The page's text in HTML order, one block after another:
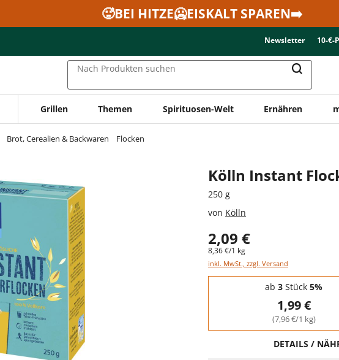
🥵BEI HITZE🥶EISKALT SPAREN➡️
Newsletter 10-€-
Nach Produkten suchen
Grillen Themen Spirituosen-Welt Ernähren
Brot, Cerealien & Backwaren Flocken
Kölln Instant
250 g
von Kölln
2,09 €
8,36 €/1 kg
inkl. MwSt., zzgl. Versand
Staffelpreise - Mengenrabatt
ab 3 Stück 5%
1,99 €
(7,96 €/1 kg)
DETAILS /